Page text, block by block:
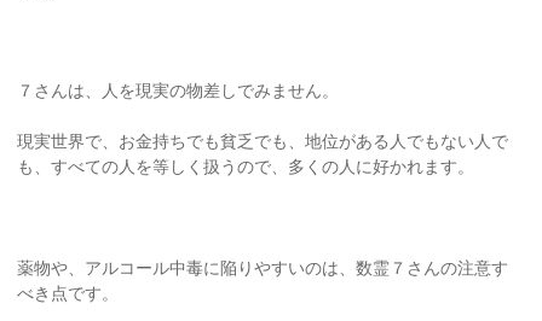
７さんは、人を現実の物差しでみません。
現実世界で、お金持ちでも貧乏でも、地位がある人でもない人で
も、すべての人を等しく扱うので、多くの人に好かれます。
薬物や、アルコール中毒に陥りやすいのは、数霊７さんの注意す
べき点です。